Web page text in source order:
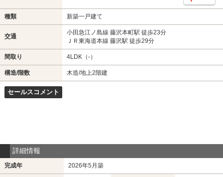
種類 新築一戸建て
交通
小田急江ノ島線 藤沢本町駅 徒歩23分
ＪＲ東海道本線 藤沢駅 徒歩29分
間取り 4LDK（-）
構造/階数 木造/地上2階建
セールスコメント
詳細情報
完成年 2026年5月築